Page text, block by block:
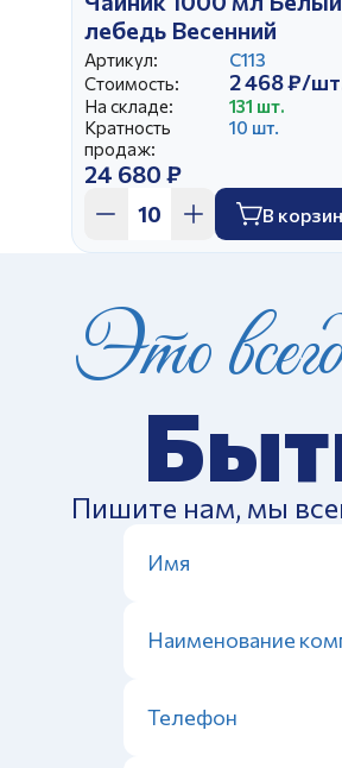
лебедь Весенний
Артикул:
С113
Стоимость:
2 468 ₽/
На складе:
131 шт.
Кратность
продаж:
10 шт.
24 680 ₽
В
Это
Пишите нам, мы